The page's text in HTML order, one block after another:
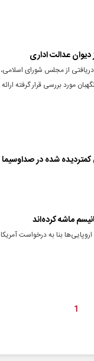
گزارشی از نتیجه بررسی ۶ طرح و لایحه دریافتی از مجلس شورای اسلامی،
نگهبان مورد بررسی قرار گرفته ارائه
شده در صداوسیما
ماشه کرده‌اند
بنا به درخواست آمریکا
1